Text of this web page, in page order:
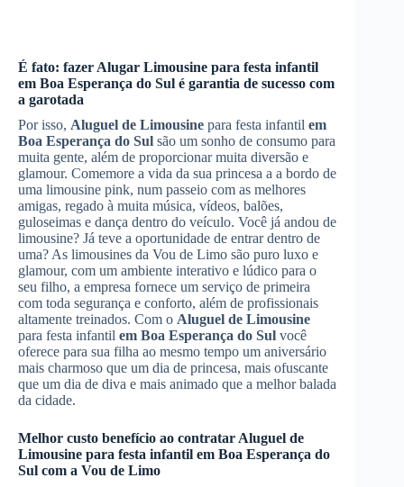
É fato: fazer Alugar Limousine para festa infantil
em Boa Esperança do Sul é garantia de sucesso com
a garotada
Por isso, Aluguel de Limousine para festa infantil em
Boa Esperança do Sul são um sonho de consumo para
muita gente, além de proporcionar muita diversão e
glamour. Comemore a vida da sua princesa a a bordo de
uma limousine pink, num passeio com as melhores
amigas, regado à muita música, vídeos, balões,
guloseimas e dança dentro do veículo. Você já andou de
limousine? Já teve a oportunidade de entrar dentro de
uma? As limousines da Vou de Limo são puro luxo e
glamour, com um ambiente interativo e lúdico para o
seu filho, a empresa fornece um serviço de primeira
com toda segurança e conforto, além de profissionais
altamente treinados. Com o Aluguel de Limousine
para festa infantil em Boa Esperança do Sul você
oferece para sua filha ao mesmo tempo um aniversário
mais charmoso que um dia de princesa, mais ofuscante
que um dia de diva e mais animado que a melhor balada
da cidade.
Melhor custo benefício ao contratar Aluguel de
Limousine para festa infantil em Boa Esperança do
Sul com a Vou de Limo